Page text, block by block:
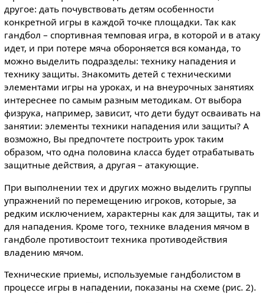
другое: дать почувствовать детям особенности
конкретной игры в каждой точке площадки. Так как
гандбол – спортивная темповая игра, в которой и в атаку
идет, и при потере мяча обороняется вся команда, то
можно выделить подразделы: технику нападения и
технику защиты. Знакомить детей с техническими
элементами игры на уроках, и на внеурочных занятиях
интереснее по самым разным методикам. От выбора
физрука, например, зависит, что дети будут осваивать на
занятии: элементы техники нападения или защиты? А
возможно, Вы предпочтете построить урок таким
образом, что одна половина класса будет отрабатывать
защитные действия, а другая – атакующие.
При выполнении тех и других можно выделить группы
упражнений по перемещению игроков, которые, за
редким исключением, характерны как для защиты, так и
для нападения. Кроме того, технике владения мячом в
гандболе противостоит техника противодействия
владению мячом.
Технические приемы, используемые гандболистом в
процессе игры в нападении, показаны на схеме (рис. 2).